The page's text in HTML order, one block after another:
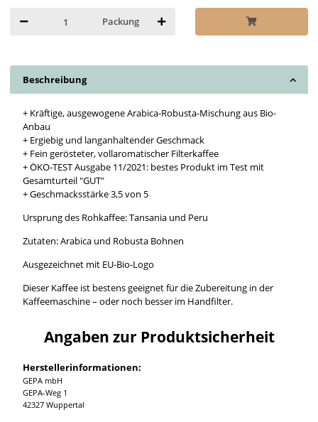
Packung
Beschreibung
+ Kräftige, ausgewogene Arabica-Robusta-Mischung aus Bio-
Anbau
+ Ergiebig und langanhaltender Geschmack
+ Fein gerösteter, vollaromatischer Filterkaffee
+ ÖKO-TEST Ausgabe 11/2021: bestes Produkt im Test mit
Gesamturteil "GUT"
+ Geschmacksstärke 3,5 von 5
Ursprung des Rohkaffee: Tansania und Peru
Zutaten: Arabica und Robusta Bohnen
Ausgezeichnet mit EU-Bio-Logo
Dieser Kaffee ist bestens geeignet für die Zubereitung in der
Kaffeemaschine – oder noch besser im Handfilter.
Angaben zur Produktsicherheit
Herstellerinformationen:
GEPA mbH
GEPA-Weg 1
42327 Wuppertal